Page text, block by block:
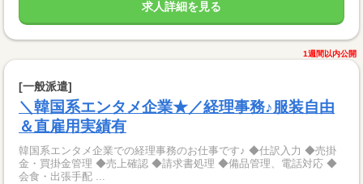
求人詳細を見る
1週間以内公開
[一般派遣]
＼韓国系エンタメ企業★／経理事務♪服装自由
＆直雇用実績有
韓国系エンタメ企業での経理事務のお仕事です♪ ◆仕訳入力 ◆売掛
金・買掛金管理 ◆売上確認 ◆請求書処理 ◆備品管理、電話対応 ◆
会食・出張手配 ...